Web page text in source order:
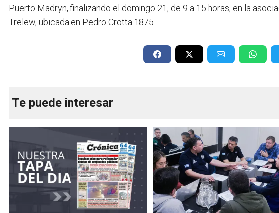
Puerto Madryn, finalizando el domingo 21, de 9 a 15 horas, en la
Trelew, ubicada en Pedro Crotta 1875.
Te puede interesar